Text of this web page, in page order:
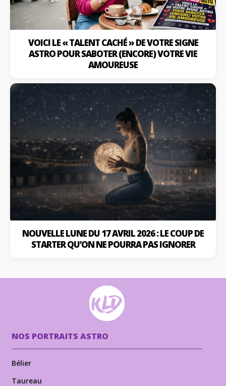
VOICI LE « TALENT CACHÉ » DE VOTRE SIGNE
ASTRO POUR SABOTER (ENCORE) VOTRE VIE
AMOUREUSE
NOUVELLE LUNE DU 17 AVRIL 2026 : LE COUP DE
STARTER QU’ON NE POURRA PAS IGNORER
NOS PORTRAITS ASTRO
Bélier
Taureau